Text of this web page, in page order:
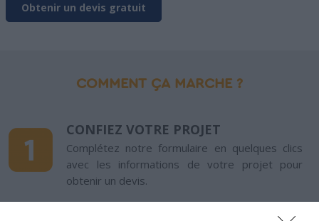
Obtenir un devis gratuit
COMMENT ÇA MARCHE ?
CONFIEZ VOTRE PROJET
Complétez notre formulaire en quelques clics
avec les informations de votre projet pour
obtenir un devis.